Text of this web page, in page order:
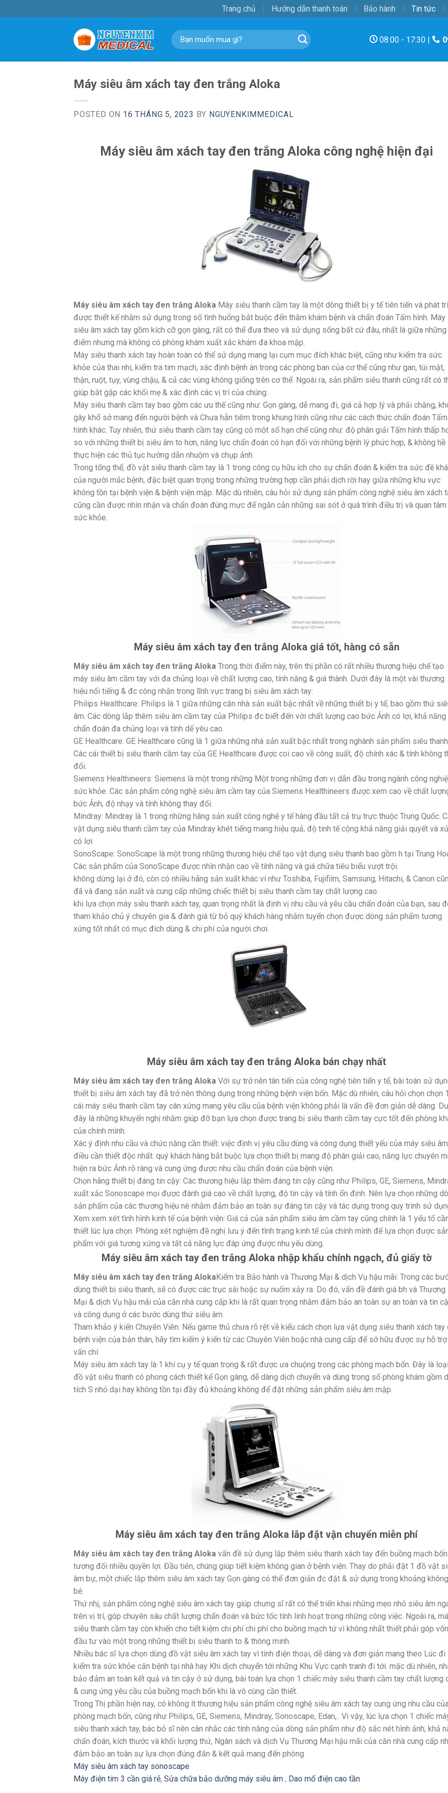
to
Trang chủ Hướng dẫn thanh toán Bảo hành Tin tức
Tìm
kiếm:
08:00 - 17:30 |
Máy siêu âm xách tay đen trắng Aloka
POSTED ON 16 THÁNG 5, 2023 BY NGUYENKIMMEDICAL
Máy siêu âm xách tay đen trắng Aloka công nghệ hiện đại
Máy siêu âm xách tay đen trắng Aloka Máy siêu thanh cầm tay là một dòng thiết bị y tế tiên tiến và phát
được thiết kế nhằm sử dụng trong số tình huống bắt buộc đến thăm khám bệnh và chẩn đoán Tấm hình. Máy
siêu âm xách tay gồm kích cỡ gọn gàng, rất có thể đưa theo và sử dụng sống bất cứ đâu, nhất là giữa
điểm nhưng mà không có phòng khám xuất xắc khám đa khoa mập.
Máy siêu thanh xách tay hoàn toàn có thể sử dụng mang lại cụm mục đích khác biệt, cũng như kiểm tra sức
khỏe của thai nhi, kiểm tra tim mạch, xác định bệnh án trong các phòng ban của cơ thể cũng như gan, túi mật,
thận, ruột, tụy, vùng chậu, & cả các vùng không giống trên cơ thể. Ngoài ra, sản phẩm siêu thanh cũng rất có
giúp bắt gặp các khối mẹ & xác định các vị trí của chúng.
Máy siêu thanh cầm tay bao gồm các ưu thế cũng như: Gọn gàng, dễ mang đi, giá cả hợp lý và phải chăng,
gây khổ sở mang đến người bệnh và Chưa hẳn tiêm trong khung hình cũng như các cách thức chẩn đoán Tấm
hình khác. Tuy nhiên, thứ siêu thanh cầm tay cũng có một số hạn chế cũng như: độ phân giải Tấm hình thấp
so với những thiết bị siêu âm to hơn, năng lực chẩn đoán có hạn đối với những bệnh lý phức hợp, & không hề
thực hiện các thủ tục hướng dẫn nhuộm và chụp ảnh.
Trong tổng thể, đồ vật siêu thanh cầm tay là 1 trong công cụ hữu ích cho sự chẩn đoán & kiểm tra sức đề
của người mắc bệnh, đặc biệt quan trọng trong những trường hợp cần phải dịch rời hay giữa những khu vực
không tồn tại bệnh viện & bệnh viện mập. Mặc dù nhiên, câu hỏi sử dụng sản phẩm công nghệ siêu âm xách
cũng cần được nhìn nhận và chẩn đoán đúng mực để ngăn cản những sai sót ở quá trình điều trị và quan tâm
sức khỏe.
Máy siêu âm xách tay đen trắng Aloka giá tốt, hàng có sẵn
Máy siêu âm xách tay đen trắng Aloka Trong thời điểm này, trên thị phần có rất nhiều thương hiệu chế tạo
máy siêu âm cầm tay với đa chủng loại về chất lượng cao, tính năng & giá thành. Dưới đây là một vài thương
hiệu nổi tiếng & đc công nhận trong lĩnh vực trang bị siêu âm xách tay:
Philips Healthcare: Philips là 1 giữa những căn nhà sản xuất bậc nhất về những thiết bị y tế, bao gồm thứ
âm. Các dòng lắp thêm siêu âm cầm tay của Philips đc biết đến với chất lượng cao bức Ảnh có lợi, khả năng
chẩn đoán đa chủng loại và tính dế yêu cao.
GE Healthcare: GE Healthcare cũng là 1 giữa những nhà sản xuất bậc nhất trong nghành sản phẩm siêu thanh.
Các cái thiết bị siêu thanh cầm tay của GE Healthcare được coi cao về công suất, độ chính xác & tính không
đổi.
Siemens Healthineers: Siemens là một trong những Một trong những đơn vị dẫn đầu trong ngành công
sức khỏe. Các sản phẩm công nghệ siêu âm cầm tay của Siemens Healthineers được xem cao về chất
bức Ảnh, độ nhạy và tính không thay đổi.
Mindray: Mindray là 1 trong những hãng sản xuất công nghệ y tế hàng đầu tất cả trụ trực thuộc Trung Quốc.
vật dụng siêu thanh cầm tay của Mindray khét tiếng mang hiệu quả, độ tinh tế cộng khả năng giải quyết và
có lợi.
SonoScape: SonoScape là một trong những thương hiệu chế tạo vật dụng siêu thanh bao gồm h tại Trung
Các sản phẩm của SonoScape được nhìn nhận cao về tính năng và giá chữa tiêu biểu vượt trội.
không dừng lại ở đó, còn có nhiều hãng sản xuất khác ví như Toshiba, Fujifilm, Samsung, Hitachi, & Canon
đã và đang sản xuất và cung cấp những chiếc thiết bị siêu thanh cầm tay chất lượng cao.
khi lựa chọn máy siêu thanh xách tay, quan trọng nhất là định vị nhu cầu và yêu cầu chẩn đoán của bạn, sau
tham khảo chủ ý chuyên gia & đánh giá từ bỏ quý khách hàng nhằm tuyển chọn được dòng sản phẩm tương
xứng tốt nhất có mục đích dùng & chi phí của người chơi.
Máy siêu âm xách tay đen trắng Aloka bán chạy nhất
Máy siêu âm xách tay đen trắng Aloka Với sự trở nên tân tiến của công nghệ tiên tiến y tế, bài toán sử
thiết bị siêu âm xách tay đã trở nên thông dụng trong những bệnh viện bốn. Mặc dù nhiên, câu hỏi chọn chọn 1
cái máy siêu thanh cầm tay cân xứng mang yêu cầu của bệnh viện không phải là vấn đề đơn giản dễ dàng.
đây là những khuyến nghị nhằm giúp đỡ bạn lựa chọn được trang bị siêu thanh cầm tay cực tốt đến phòng
của chính mình.
Xác ý định nhu cầu và chức năng cần thiết: việc định vị yêu cầu dùng và công dụng thiết yếu của máy siêu
điều cần thiết độc nhất. quý khách hàng bắt buộc lựa chọn thiết bị mang độ phân giải cao, năng lực chuyên
hiện ra bức Ảnh rõ ràng và cung ứng được nhu cầu chẩn đoán của bệnh viện.
Chọn hãng thiết bị đáng tin cậy: Các thương hiệu lắp thêm đáng tin cậy cũng như Philips, GE, Siemens,
xuất xắc Sonoscape mọi được đánh giá cao về chất lượng, độ tin cậy và tính ổn định. Nên lựa chọn những
sản phẩm của các thương hiệu nè nhằm đảm bảo an toàn sự đáng tin cậy và tác dụng trong quy trình sử
Xem xem xét tình hình kinh tế của bệnh viện: Giá cả của sản phẩm siêu âm cầm tay cũng chính là 1 yếu tố
thiết lúc lựa chọn. Phòng xét nghiệm đề nghị lưu ý đến tình trạng kinh tế của chính mình để lựa chọn được
phẩm với giá tương xứng và tất cả năng lực đáp ứng được nhu yếu dùng.
Máy siêu âm xách tay đen trắng Aloka nhập khẩu chính ngạch, đủ giấy tờ
Máy siêu âm xách tay đen trắng AlokaKiểm tra Bảo hành và Thương Mại & dịch Vụ hậu mãi: Trong các
dùng thiết bị siêu thanh, sẽ có được các trục sái hoặc sự nuốm xảy ra. Do đó, vấn đề đánh giá bh và Thương
Mại & dịch Vụ hậu mãi của căn nhà cung cấp khi là rất quan trọng nhằm đảm bảo an toàn sự an toàn và tin
và công dụng ở các bước dùng thứ siêu âm.
Tham khảo ý kiến Chuyên Viên: Nếu game thủ chưa rõ rệt về kiểu cách chọn lựa vật dụng siêu thanh xách tay
bệnh viện của bản thân, hãy tìm kiếm ý kiến từ các Chuyên Viên hoặc nhà cung cấp để sở hữu được sự hỗ
vấn chí
Máy siêu âm xách tay là 1 khí cụ y tế quan trọng & rất được ưa chuộng trong các phòng mạch bốn. Đây là loại
đồ vật siêu thanh có phong cách thiết kế Gọn gàng, dễ dàng dịch chuyển và dùng trong số phòng khám gồm
tích S nhỏ dại hay không tồn tại đầy đủ khoảng không để đặt những sản phẩm siêu âm mập.
Máy siêu âm xách tay đen trắng Aloka lắp đặt vận chuyển miễn phí
Máy siêu âm xách tay đen trắng Aloka vấn đề sử dụng lắp thêm siêu thanh xách tay đến buồng mạch
tương đối nhiều quyền lợi. Đầu tiên, chúng giúp tiết kiệm không gian ở bệnh viện. Thay do phải đặt 1 đồ vật
âm bự, một chiếc lắp thêm siêu âm xách tay Gọn gàng có thể đơn giản đc đặt & sử dụng trong khoảng không
bé.
Thứ nhị, sản phẩm công nghệ siêu âm xách tay giúp chưng sĩ rất có thể triển khai những mẹo nhỏ siêu âm
trên vị trí, góp chuyên sâu chất lượng chẩn đoán và bức tốc tính linh hoạt trong những công việc. Ngoài ra,
siêu thanh cầm tay còn khiến cho tiết kiệm chi phí chi phí cho buồng mạch tứ vì không nhất thiết phải góp vốn
đầu tư vào một trong những thiết bị siêu thanh to & thông minh.
Nhiều bác sĩ lựa chọn dùng đồ vật siêu âm xách tay vì tính điện thoại, dễ dàng và đơn giản mang theo Lúc đi
kiểm tra sức khỏe căn bệnh tại nhà hay Khi dịch chuyển tới những Khu Vực cạnh tranh đi tới. mặc dù nhiên,
bảo đảm an toàn kết quả và tin cậy ở sử dụng, bài toán lựa chọn 1 chiếc máy siêu thanh cầm tay chất lượng
& cung ứng yêu cầu của buồng mạch bốn khi là vô cùng cần thiết.
Trong Thị phần hiện nay, có không ít thương hiệu sản phẩm công nghệ siêu âm xách tay cung ứng nhu cầu
phòng mạch bốn, cũng như Philips, GE, Siemens, Mindray, Sonoscape, Edan,.. Vì vậy, lúc lựa chọn 1 chiếc
siêu thanh xách tay, bác bỏ sĩ nên cân nhắc các tính năng của dòng sản phẩm như độ sắc nét hình ảnh, khả
chẩn đoán, kích thước và khối lượng thứ, Ngân sách và dịch Vụ Thương Mại hậu mãi của căn nhà cung cấp
đảm bảo an toàn sự lựa chọn đúng đắn & kết quả mang đến phòng
Máy siêu âm xách tay sonoscape
Máy điện tim 3 cần giá rẻ, Sửa chữa bảo dưỡng máy siêu âm , Dao mổ điện cao tần